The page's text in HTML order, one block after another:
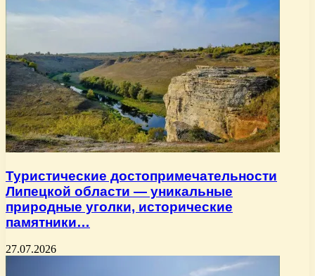
Туристические достопримечательности
Липецкой области — уникальные
природные уголки, исторические
памятники…
27.07.2026